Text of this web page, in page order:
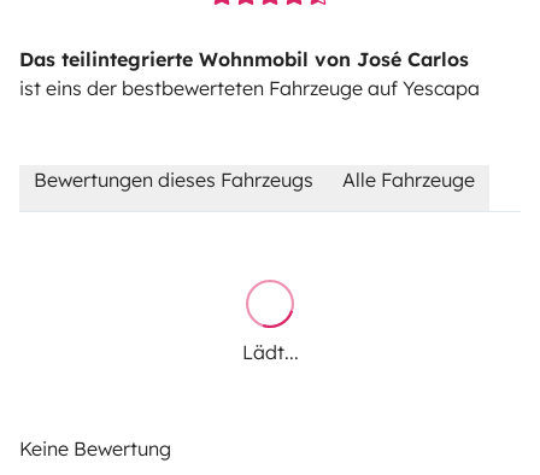
Das teilintegrierte Wohnmobil von José Carlos
ist eins der bestbewerteten Fahrzeuge auf Yescapa
Bewertungen dieses Fahrzeugs Alle Fahrzeuge
Lädt...
Keine Bewertung